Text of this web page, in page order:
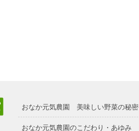
おなか元気農園 美味しい野菜の秘密
おなか元気農園のこだわり・あゆみ